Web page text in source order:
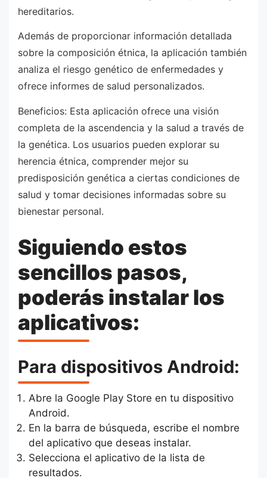
hereditarios.
Además de proporcionar información detallada
sobre la composición étnica, la aplicación también
analiza el riesgo genético de enfermedades y
ofrece informes de salud personalizados.
Beneficios: Esta aplicación ofrece una visión
completa de la ascendencia y la salud a través de
la genética. Los usuarios pueden explorar su
herencia étnica, comprender mejor su
predisposición genética a ciertas condiciones de
salud y tomar decisiones informadas sobre su
bienestar personal.
Siguiendo estos
sencillos pasos,
poderás instalar los
aplicativos:
Para dispositivos Android:
Abre la Google Play Store en tu dispositivo
Android.
En la barra de búsqueda, escribe el nombre
del aplicativo que deseas instalar.
Selecciona el aplicativo de la lista de
resultados.